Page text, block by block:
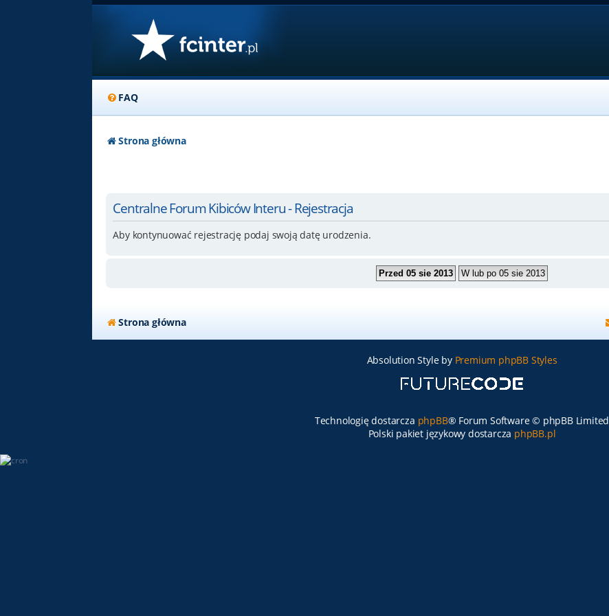
FAQ
Strona główna
Centralne Forum Kibiców Interu - Rejestracja
Aby kontynuować rejestrację podaj swoją datę urodzenia.
Strona główna
Absolution Style by Premium phpBB Styles
Technologię dostarcza phpBB® Forum Software © phpBB Limited
Polski pakiet językowy dostarcza phpBB.pl